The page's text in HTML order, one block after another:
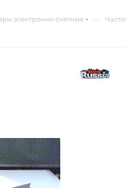
электронно-счетные —